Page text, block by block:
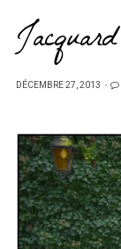
Jacquard
PUBLIÉ
DÉCEMBRE 27, 2013